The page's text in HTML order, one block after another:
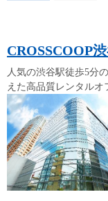
CROSSCOOP
人気の渋谷駅徒歩5分
えた高品質レンタルオ